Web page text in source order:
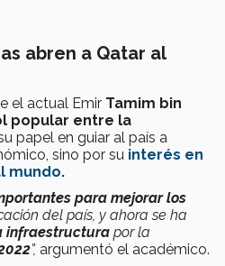
abren a Qatar al
el actual Emir Tamim bin
popular entre la
papel en guiar al país a
sino por su interés en
mundo.
para mejorar los
del país, y ahora se ha
infraestructura por la
”, argumentó el académico.